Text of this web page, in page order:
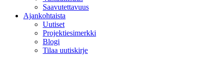
Saavutettavuus
Ajankohtaista
Uutiset
Projektiesimerkki
Blogi
Tilaa uutiskirje